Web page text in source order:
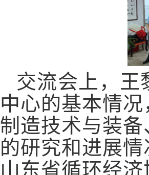
交流会上，王
中心的基本情
制造技术与装
的研究和进展
山东省循环经